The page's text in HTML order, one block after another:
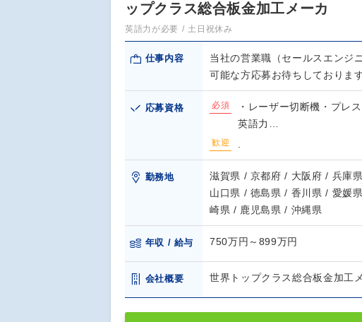
ップクラス総合板金加工メーカ
英語力が必要 土日祝休み
仕事内容
当社の営業職（セールスエンジ
可能な方応募お待ちしておりま
応募資格 必須
・レーザー切断機・プレ
英語力…
歓迎
勤務地
滋賀県 / 京都府 / 大阪府 / 兵庫
山口県 / 徳島県 / 香川県 / 愛媛
崎県 / 鹿児島県 / 沖縄県
年収 / 給与 750万円～899万円
会社概要 世界トップクラス総合板金加工